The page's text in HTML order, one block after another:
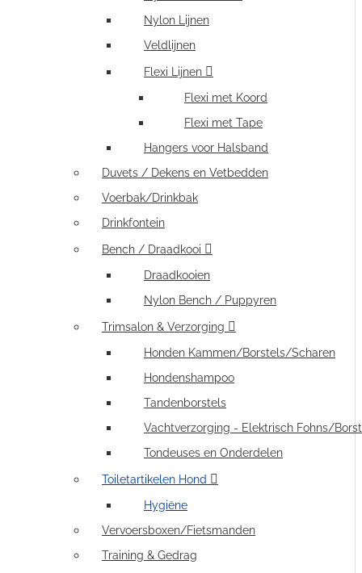
Nylon Lijnen
Veldlijnen
Flexi Lijnen
Flexi met Koord
Flexi met Tape
Hangers voor Halsband
Duvets / Dekens en Vetbedden
Voerbak/Drinkbak
Drinkfontein
Bench / Draadkooi
Draadkooien
Nylon Bench / Puppyren
Trimsalon & Verzorging
Honden Kammen/Borstels/Scharen
Hondenshampoo
Tandenborstels
Vachtverzorging - Elektrisch Fohns/
Tondeuses en Onderdelen
Toiletartikelen Hond
Hygiëne
Vervoersboxen/Fietsmanden
Training & Gedrag